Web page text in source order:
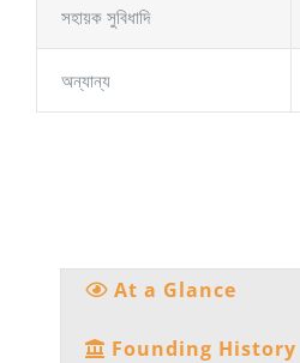
সহায়ক সুবিধাদি
অন্যান্য
At a Glance
Founding History